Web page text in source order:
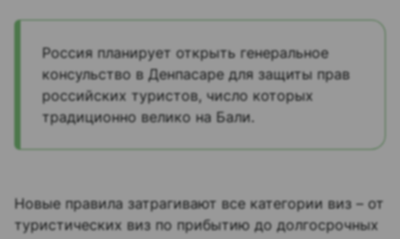
Россия планирует открыть генеральное
консульство в Денпасаре для защиты прав
российских туристов, число которых
традиционно велико на Бали.
Новые правила затрагивают все категории виз – от
туристических виз по прибытию до долгосрочных